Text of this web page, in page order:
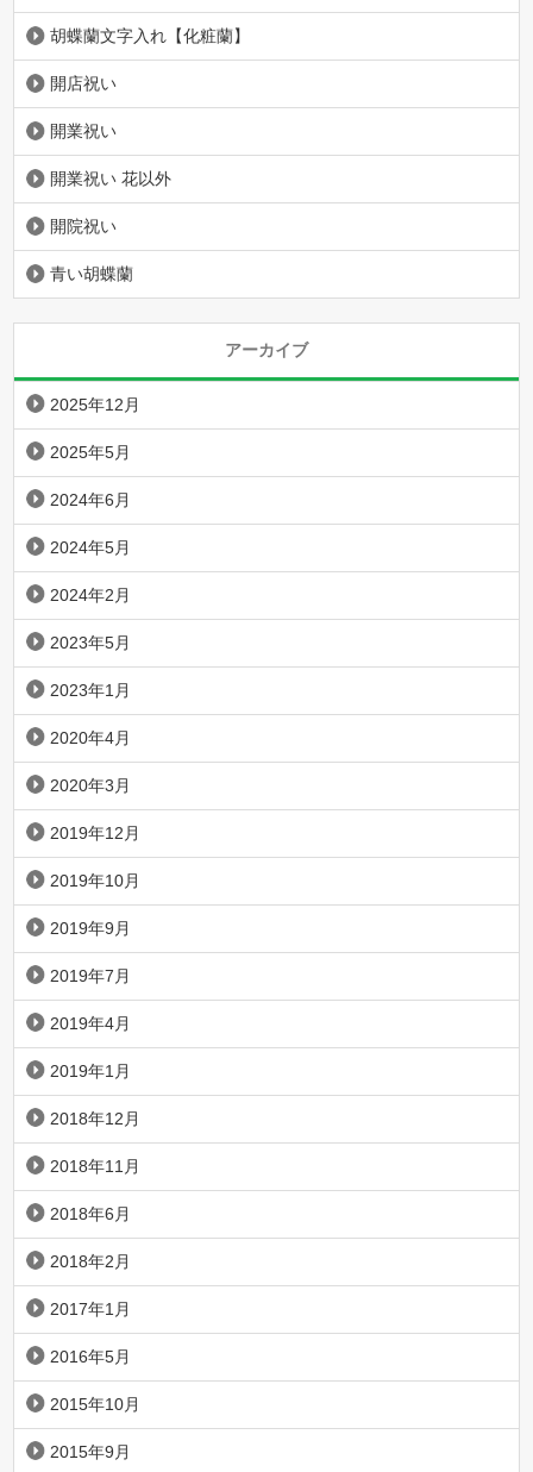
胡蝶蘭文字入れ【化粧蘭】
開店祝い
開業祝い
開業祝い 花以外
開院祝い
青い胡蝶蘭
アーカイブ
2025年12月
2025年5月
2024年6月
2024年5月
2024年2月
2023年5月
2023年1月
2020年4月
2020年3月
2019年12月
2019年10月
2019年9月
2019年7月
2019年4月
2019年1月
2018年12月
2018年11月
2018年6月
2018年2月
2017年1月
2016年5月
2015年10月
2015年9月